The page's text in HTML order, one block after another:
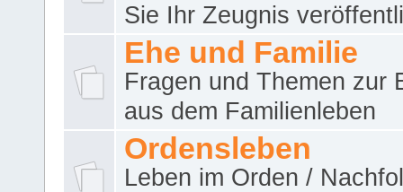
Sie Ihr Zeugnis
Ehe und Familie
Fragen und Themen zur
aus dem Familienleben
Ordensleben
Leben im Orden /